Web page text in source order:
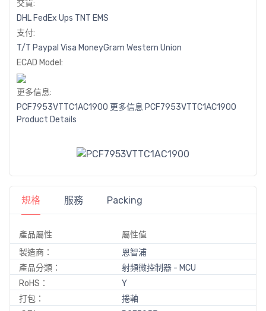
交貨:
DHL FedEx Ups TNT EMS
支付:
T/T Paypal Visa MoneyGram Western Union
ECAD Model:
更多信息:
PCF7953VTTC1AC1900 更多信息 PCF7953VTTC1AC1900
Product Details
規格 服務 Packing
產品屬性
屬性值
製造商：
恩智浦
產品分類：
射頻微控制器 - MCU
RoHS：
Y
打包：
捲軸